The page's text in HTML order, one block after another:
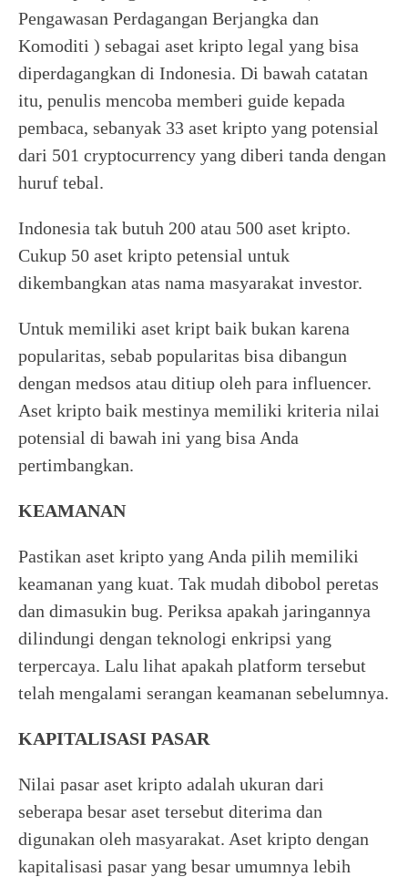
Pengawasan Perdagangan Berjangka dan
Komoditi ) sebagai aset kripto legal yang bisa
diperdagangkan di Indonesia. Di bawah catatan
itu, penulis mencoba memberi guide kepada
pembaca, sebanyak 33 aset kripto yang potensial
dari 501 cryptocurrency yang diberi tanda dengan
huruf tebal.
Indonesia tak butuh 200 atau 500 aset kripto.
Cukup 50 aset kripto petensial untuk
dikembangkan atas nama masyarakat investor.
Untuk memiliki aset kript baik bukan karena
popularitas, sebab popularitas bisa dibangun
dengan medsos atau ditiup oleh para influencer.
Aset kripto baik mestinya memiliki kriteria nilai
potensial di bawah ini yang bisa Anda
pertimbangkan.
KEAMANAN
Pastikan aset kripto yang Anda pilih memiliki
keamanan yang kuat. Tak mudah dibobol peretas
dan dimasukin bug. Periksa apakah jaringannya
dilindungi dengan teknologi enkripsi yang
terpercaya. Lalu lihat apakah platform tersebut
telah mengalami serangan keamanan sebelumnya.
KAPITALISASI PASAR
Nilai pasar aset kripto adalah ukuran dari
seberapa besar aset tersebut diterima dan
digunakan oleh masyarakat. Aset kripto dengan
kapitalisasi pasar yang besar umumnya lebih